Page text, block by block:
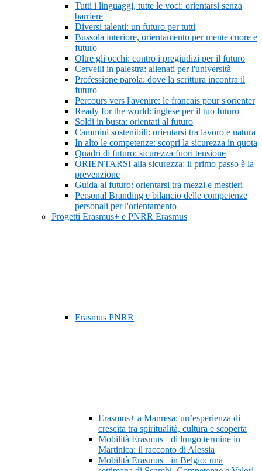
Tutti i linguaggi, tutte le voci: orientarsi senza
barriere
Diversi talenti: un futuro per tutti
Bussola interiore, orientamento per mente cuore e
futuro
Oltre gli occhi: contro i pregiudizi per il futuro
Cervelli in palestra: allenati per l'università
Professione parola: dove la scrittura incontra il
futuro
Percours vers l'avenire: le francais pour s'orienter
Ready for the world: inglese per il tuo futuro
Soldi in busta: orientati al futuro
Cammini sostenibili: orientarsi tra lavoro e natura
In alto le competenze: scopri la sicurezza in quota
Quadri di futuro: sicurezza fuori tensione
ORIENTARSI alla sicurezza: il primo passo è la
prevenzione
Guida al futuro: orientarsi tra mezzi e mestieri
Personal Branding e bilancio delle competenze
personali per l'orientamento
Progetti Erasmus+ e PNRR Erasmus
Erasmus PNRR
Erasmus+ a Manresa: un’esperienza di
crescita tra spiritualità, cultura e scoperta
Mobilità Erasmus+ di lungo termine in
Martinica: il racconto di Alessia
Mobilità Erasmus+ in Belgio: una